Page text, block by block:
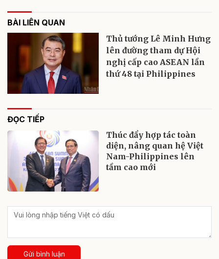
BÀI LIÊN QUAN
Thủ tướng Lê Minh Hưng
lên đường tham dự Hội
nghị cấp cao ASEAN lần
thứ 48 tại Philippines
ĐỌC TIẾP
Thúc đẩy hợp tác toàn
diện, nâng quan hệ Việt
Nam-Philippines lên
tầm cao mới
Gửi bình luận